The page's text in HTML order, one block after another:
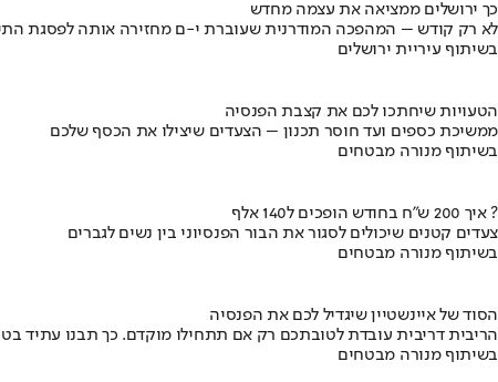
כך ירושלים ממציאה את עצמה מחדש
לא רק קודש – המהפכה המודרנית שעוברת י-ם מחזירה אותה לפסגת
בשיתוף עיריית ירושלים
הטעויות שיחתכו לכם את קצבת הפנסיה
ממשיכת כספים ועד חוסר תכנון – הצעדים שיצילו את הכסף שלכם
בשיתוף מנורה מבטחים
איך 200 ש"ח בחודש הופכים ל140 אלף ?
צעדים קטנים שיכולים לסגור את הבור הפנסיוני בין נשים לגברים
בשיתוף מנורה מבטחים
הסוד של איינשטיין שיגדיל לכם את הפנסיה
הריבית דריבית עובדת לטובתכם רק אם תתחילו מוקדם. כך תבנו עתיד
בשיתוף מנורה מבטחים